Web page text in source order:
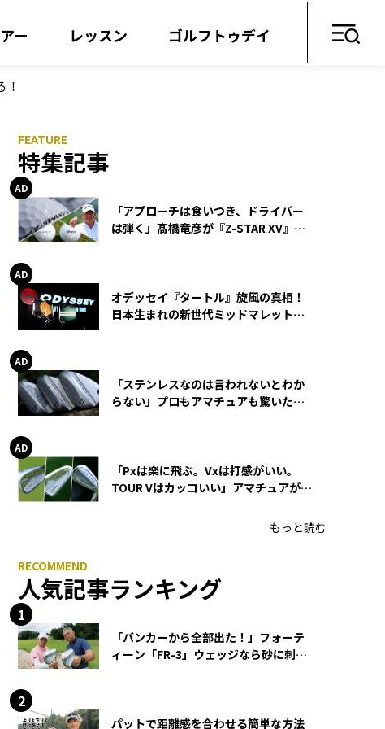
ー レッスン ゴルフトゥデイ
特集記事
「アプローチは食いつき、ドライバー
は弾く」髙橋竜彦が『Z-STAR XV』を
オデッセイ『タートル』旋風の真相！
日本生まれの新世代ミッドマレットが
「ステンレスなのは言われないとわか
らない」プロもアマチュアも驚いた
「Pxは楽に飛ぶ。Vxは打感がいい。
TOUR Vはカッコいい」アマチュアが選
もっと読む
人気記事ランキング
「バンカーから全部出た！」フォーテ
ィーン「FR-3」ウェッジなら砂に刺さ
パットで距離感を合わせる簡単な方法